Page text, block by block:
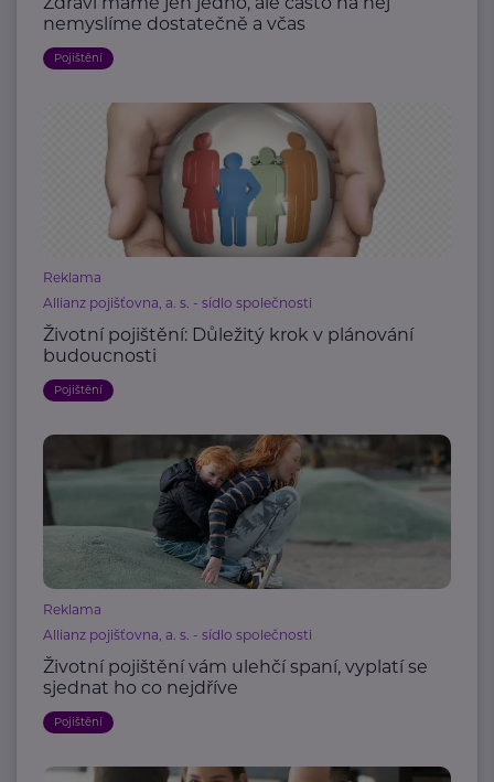
nemyslíme dostatečně a včas
Pojištění
Reklama
Allianz pojišťovna, a. s. - sídlo společnosti
Životní pojištění: Důležitý krok v plánování
budoucnosti
Pojištění
Reklama
Allianz pojišťovna, a. s. - sídlo společnosti
Životní pojištění vám ulehčí spaní, vyplatí se
sjednat ho co nejdříve
Pojištění